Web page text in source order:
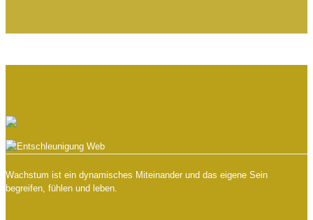
Wachstum ist ein dynamisches Miteinander und das eigene Sein
begreifen, fühlen und leben.